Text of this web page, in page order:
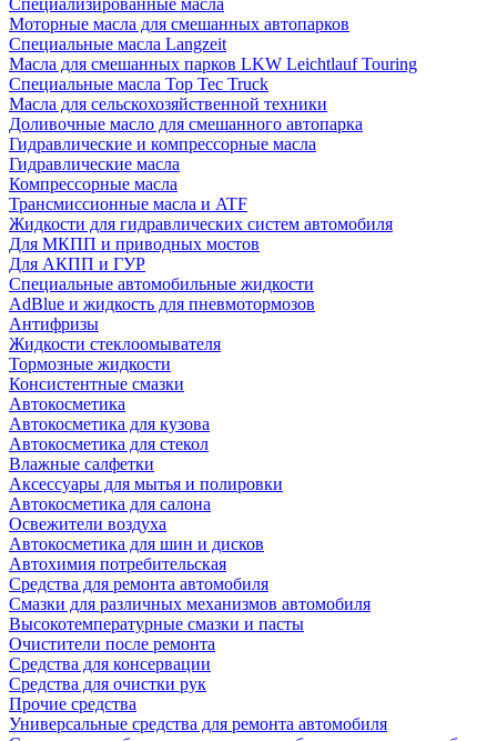
Специализированные масла
Моторные масла для смешанных автопарков
Специальные масла Langzeit
Масла для смешанных парков LKW Leichtlauf Touring
Специальные масла Top Tec Truck
Масла для сельскохозяйственной техники
Доливочные масло для смешанного автопарка
Гидравлические и компрессорные масла
Гидравлические масла
Компрессорные масла
Трансмиссионные масла и ATF
Жидкости для гидравлических систем автомобиля
Для МКПП и приводных мостов
Для АКПП и ГУР
Специальные автомобильные жидкости
AdBlue и жидкость для пневмотормозов
Антифризы
Жидкости стеклоомывателя
Тормозные жидкости
Консистентные смазки
Автокосметика
Автокосметика для кузова
Автокосметика для стекол
Влажные салфетки
Аксессуары для мытья и полировки
Автокосметика для салона
Освежители воздуха
Автокосметика для шин и дисков
Автохимия потребительская
Средства для ремонта автомобиля
Смазки для различных механизмов автомобиля
Высокотемпературные смазки и пасты
Очистители после ремонта
Средства для консервации
Средства для очистки рук
Прочие средства
Универсальные средства для ремонта автомобиля